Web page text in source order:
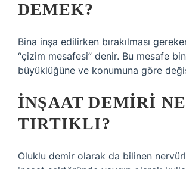
DEMEK?
Bina inşa edilirken bırakılması
“çizim mesafesi” denir. Bu mesafe
büyüklüğüne ve konumuna göre
İNŞAAT DEMIRI
TIRTIKLI?
Oluklu demir olarak da bilinen